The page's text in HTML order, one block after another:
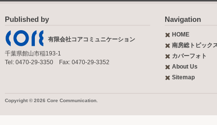
Published by
有限会社コアコミュニケーション
千葉県館山市稲193-1
Tel: 0470-29-3350 Fax: 0470-29-3352
Navigation
HOME
南房総トピック
カバーフォト
About Us
Sitemap
Copyright © 2026 Core Communication.